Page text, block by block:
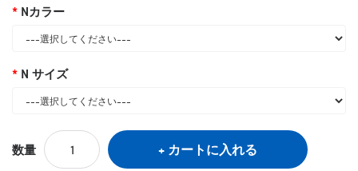
Nカラー
N サイズ
数量 カートに入れる